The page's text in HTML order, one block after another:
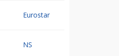
Eurostar
NS